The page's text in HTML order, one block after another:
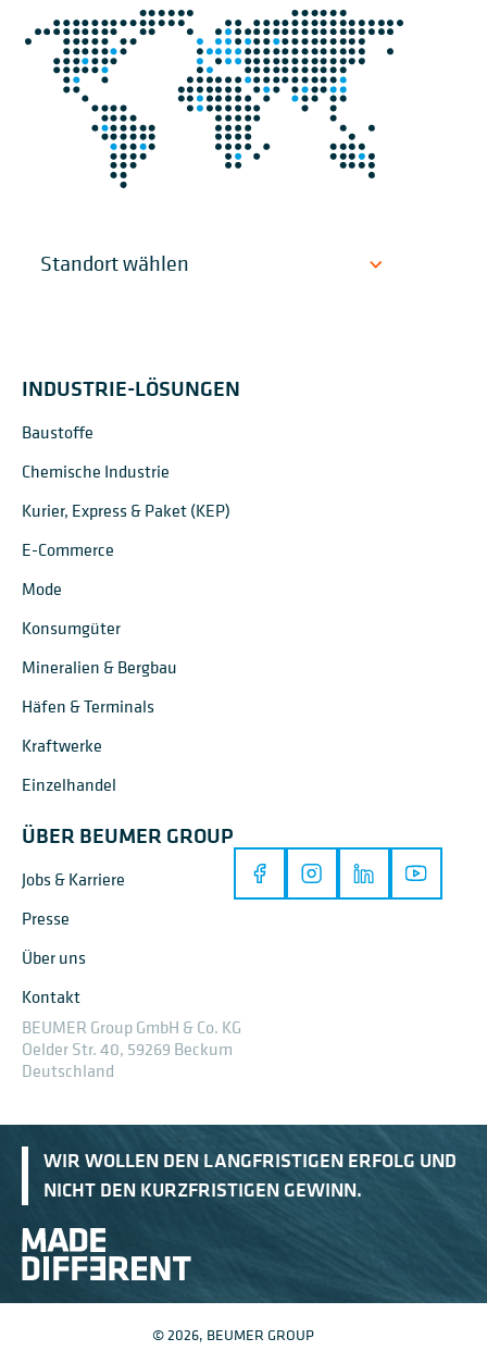
INDUSTRIE-LÖSUNGEN
Baustoffe
Chemische Industrie
Kurier, Express & Paket (KEP)
E-Commerce
Mode
Konsumgüter
Mineralien & Bergbau
Häfen & Terminals
Kraftwerke
Einzelhandel
ÜBER BEUMER GROUP
Jobs & Karriere
Presse
Über uns
Kontakt
BEUMER Group GmbH & Co. KG
Oelder Str. 40, 59269 Beckum
Deutschland
WIR WOLLEN DEN LANGFRISTIGEN ERFOLG UND
NICHT DEN KURZFRISTIGEN GEWINN.
© 2026, BEUMER GROUP